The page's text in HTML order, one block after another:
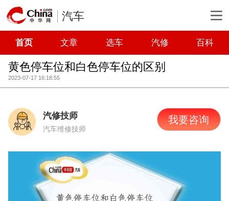
汽车
首页 文章 选车 汽修 百科
黄色停车位和白色停车位的区别
2023-07-17 16:18:55
汽修技师
汽车维修技师
我要咨询